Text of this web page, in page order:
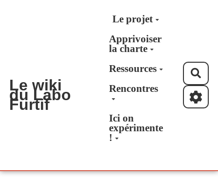
Aller au contenu principal
Le wiki
du Labo
Furtif
Le projet
Apprivoiser
la charte
Ressources
Rencontres
Ici on
expérimente
!